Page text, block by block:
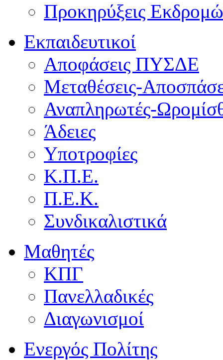
Προκηρύξεις
Εκπαιδευτικοί
Αποφάσεις ΠΥΣΔΕ
Μεταθέσεις-
Αναπληρωτές-
Άδειες
Υποτροφίες
Κ.Π.Ε.
Π.Ε.Κ.
Συνδικαλιστικά
Μαθητές
ΚΠΓ
Πανελλαδικές
Διαγωνισμοί
Ενεργός Πολίτης